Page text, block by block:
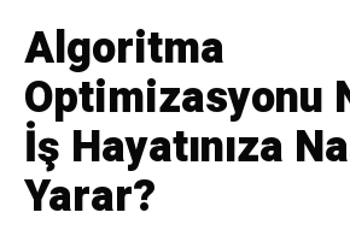
Algoritma
Optimizasyonu
İş Hayatınıza
Yarar?